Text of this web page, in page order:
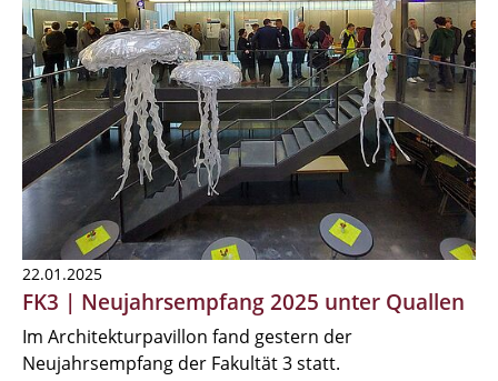
22.01.2025
FK3 | Neujahrsempfang 2025 unter Quallen
Im Architekturpavillon fand gestern der
Neujahrsempfang der Fakultät 3 statt.